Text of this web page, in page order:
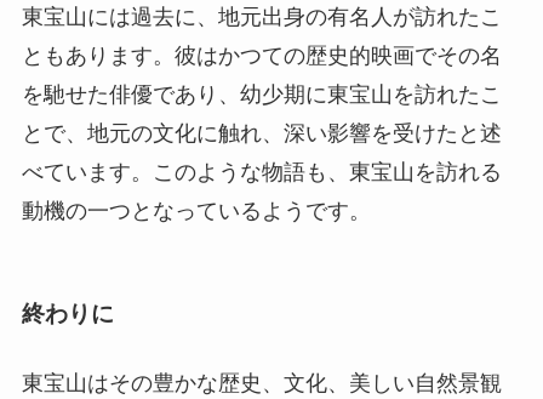
東宝山には過去に、地元出身の有名人が訪れたこ
ともあります。彼はかつての歴史的映画でその名
を馳せた俳優であり、幼少期に東宝山を訪れたこ
とで、地元の文化に触れ、深い影響を受けたと述
べています。このような物語も、東宝山を訪れる
動機の一つとなっているようです。
終わりに
東宝山はその豊かな歴史、文化、美しい自然景観